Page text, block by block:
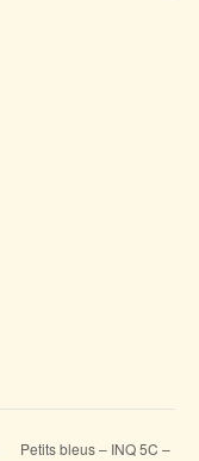
Petits bleus – INQ 5C –